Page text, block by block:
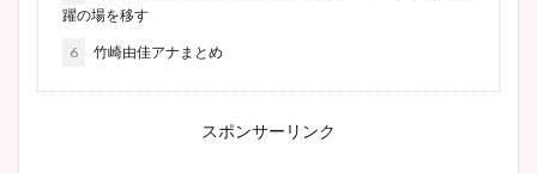
躍の場を移す
6 竹崎由佳アナまとめ
スポンサーリンク